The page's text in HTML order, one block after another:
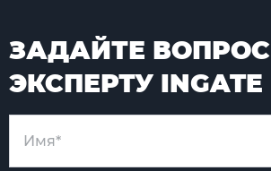
ЗАДАЙТЕ ВОПРОС
ЭКСПЕРТУ INGATE